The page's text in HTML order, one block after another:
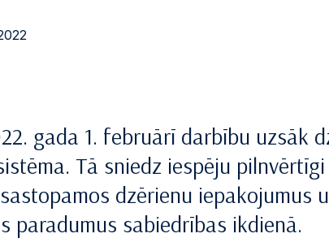
gada 1. februārī darbību uzsāk
Tā sniedz iespēju
dzērienu iepakojumus
paradumus sabiedrības ikdienā.